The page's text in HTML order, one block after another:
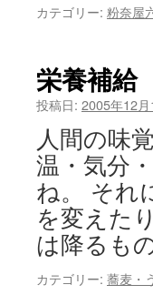
カテゴリー: 粉奈屋
栄養補給
投稿日: 2005年12月
人間の味
温・気分
ね。 それ
を変えた
は降るも
カテゴリー: 蕎麦・